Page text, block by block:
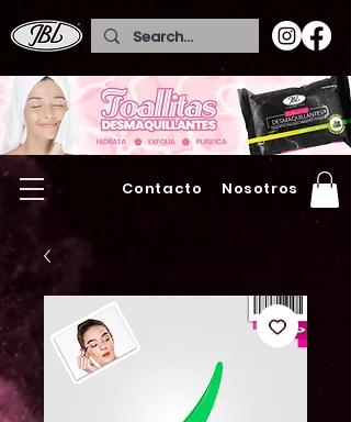
Contacto Nosotros